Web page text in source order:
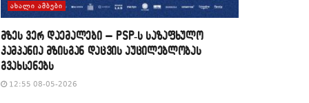
ᲐᲮᲐᲚᲘ ᲐᲛᲑᲔᲑᲘ
მზეს ვერ დაემალები – PSP-ს საზაფხულო
კამპანია მზისგან დაცვის აუცილებლობას
გვახსენებს
12:55 08-05-2026